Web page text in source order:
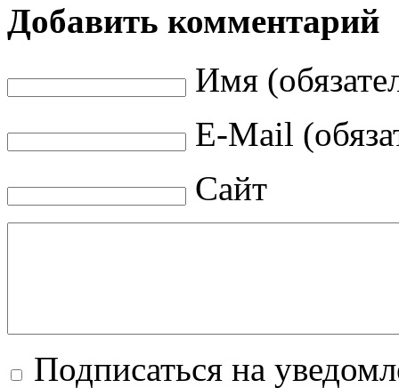
Добавить комментарий
Имя
E-Mail
Сайт
Подписаться на